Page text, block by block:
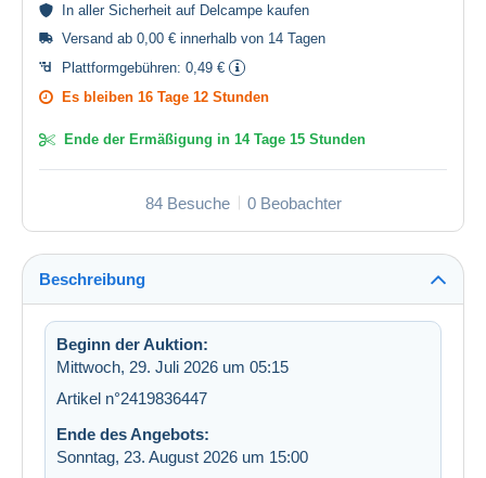
In aller Sicherheit auf Delcampe kaufen
Versand ab 0,00 € innerhalb von 14 Tagen
Plattformgebühren: 0,49 €
Es bleiben 16 Tage 12 Stunden
Ende der Ermäßigung in 14 Tage 15 Stunden
84 Besuche 0 Beobachter
Beschreibung
Beginn der Auktion:
Mittwoch, 29. Juli 2026 um 05:15
Artikel n°2419836447
Ende des Angebots:
Sonntag, 23. August 2026 um 15:00